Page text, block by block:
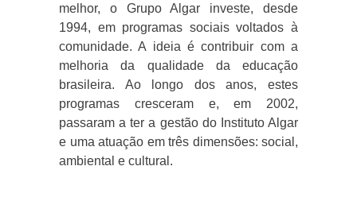
melhor, o Grupo Algar investe, desde
1994, em programas sociais voltados à
comunidade. A ideia é contribuir com a
melhoria da qualidade da educação
brasileira. Ao longo dos anos, estes
programas cresceram e, em 2002,
passaram a ter a gestão do Instituto Algar
e uma atuação em três dimensões: social,
ambiental e cultural.